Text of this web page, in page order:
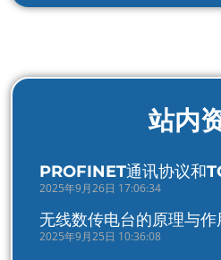
站内
PROFINET通讯协议和
2025年9月26日 17:06:34
无线数传电台的原理与作
2025年9月25日 10:36:08